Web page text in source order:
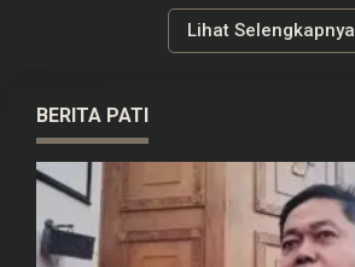
Lihat Selengkapnya
BERITA PATI